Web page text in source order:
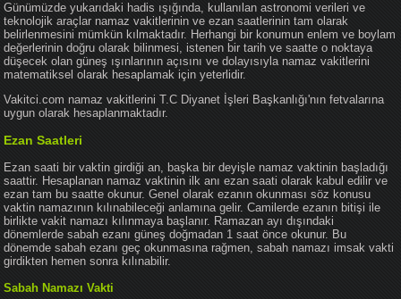
Günümüzde yukarıdaki hadis ışığında, kullanılan astronomi verileri ve
teknolojik araçlar namaz vakitlerinin ve ezan saatlerinin tam olarak
belirlenmesini mümkün kılmaktadır. Herhangi bir konumun enlem ve boylam
değerlerinin doğru olarak bilinmesi, istenen bir tarih ve saatte o noktaya
düşecek olan güneş ışınlarının açısını ve dolayısıyla namaz vakitlerini
matematiksel olarak hesaplamak için yeterlidir.
Vakitci.com namaz vakitlerini T.C Diyanet İşleri Başkanlığı'nın fetvalarına
uygun olarak hesaplanmaktadır.
Ezan Saatleri
Ezan saati bir vaktin girdiği an, başka bir deyişle namaz vaktinin başladığı
saattir. Hesaplanan namaz vaktinin ilk anı ezan saati olarak kabul edilir ve
ezan tam bu saatte okunur. Genel olarak ezanın okunması söz konusu
vaktin namazının kılınabileceği anlamına gelir. Camilerde ezanın bitişi ile
birlikte vakit namazı kılınmaya başlanır. Ramazan ayı dışındaki
dönemlerde sabah ezanı güneş doğmadan 1 saat önce okunur. Bu
dönemde sabah ezanı geç okunmasına rağmen, sabah namazı imsak vakti
girdikten hemen sonra kılınabilir.
Sabah Namazı Vakti